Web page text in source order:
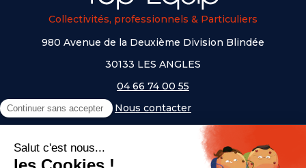
Collectivités, professionnels & Particuliers
980 Avenue de la Deuxième Division Blindée
30133 LES ANGLES
04 66 74 00 55
Nous contacter